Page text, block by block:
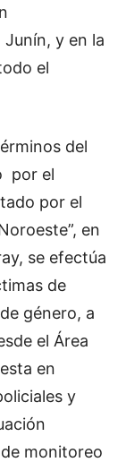
y en la
el
del
por el
por el
en
se efectúa
de
género, a
el Área
en
y
monitoreo